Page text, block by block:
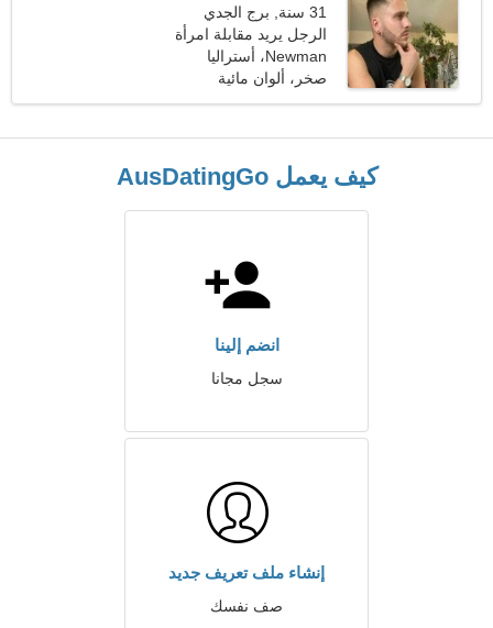
31 سنة, برج الجدي
الرجل يريد مقابلة امرأة
Newman، أستراليا
صخر، ألوان مائية
كيف يعمل AusDatingGo
انضم إلينا
سجل مجانا
إنشاء ملف تعريف جديد
صف نفسك